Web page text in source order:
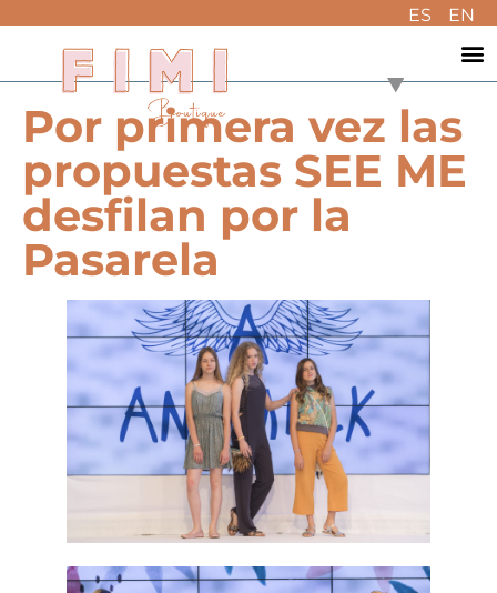
ES EN
Por primera vez las
propuestas SEE ME
desfilan por la
Pasarela